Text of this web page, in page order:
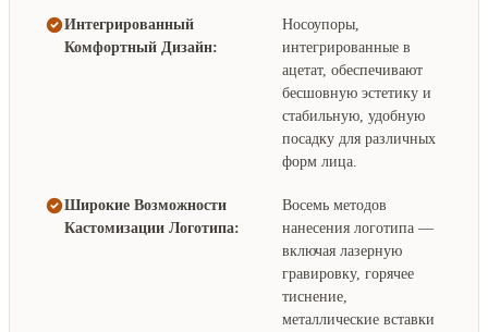
Интегрированный
Комфортный Дизайн:
Носоупоры,
интегрированные в
ацетат, обеспечивают
бесшовную эстетику и
стабильную, удобную
посадку для различных
форм лица.
Широкие Возможности
Кастомизации Логотипа:
Восемь методов
нанесения логотипа —
включая лазерную
гравировку, горячее
тиснение,
металлические вставки